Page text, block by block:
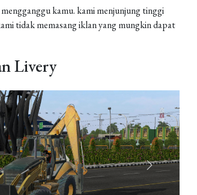
kamu. kami menjunjung tinggi
tidak memasang iklan yang mungkin dapat
Livery